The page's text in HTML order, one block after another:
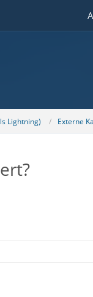
Lightning) Externe